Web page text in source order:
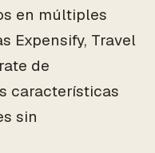
en múltiples
Expensify, Travel
de
características
sin